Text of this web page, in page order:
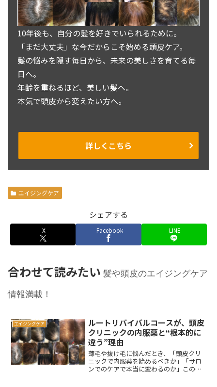
10年後も、自分の髪を好きでいられるために。
「まだ大丈夫」な今だからこそ始める頭皮ケア。
髪の悩みを隠す毎日から、未来の美しさを育てる毎
日へ。
年齢を重ねるほど、美しい髪へ。
本気で頭皮から変えたい方へ。
詳しくこちら
エイジングケア
シェアする
X Facebook LINE
合わせて読みたい 髪や頭皮のエイジングケア
情報満載！
エイジングケア
ルートリバイバルコースが、頭皮
クリニックの内服薬と“根本的に
違う”理由
薄毛や抜け毛に悩んだとき、「頭皮クリ
ニックで内服薬を始めるべきか」「サロ
ンでのケアで本当に変わるのか」この二